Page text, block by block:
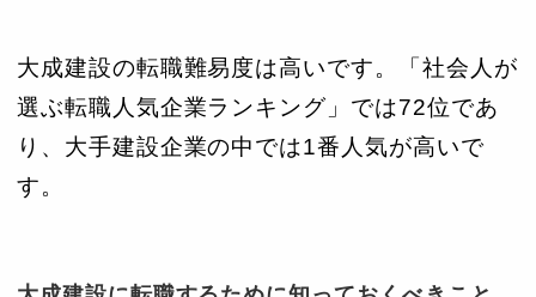
大成建設の転職難易度は高いです。「社会人が
選ぶ転職人気企業ランキング」では72位であ
り、大手建設企業の中では1番人気が高いで
す。